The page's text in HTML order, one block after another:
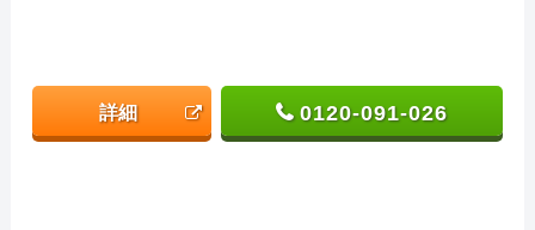
詳細 0120-091-026